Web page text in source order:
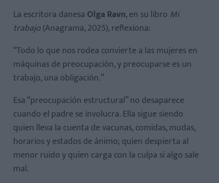
La escritora danesa Olga Ravn, en su libro Mi
trabajo(Anagrama, 2025), reflexiona:
“Todo lo que nos rodea convierte a las mujeres en
máquinas de preocupación, y preocuparse es un
trabajo, una obligación.”
Esa “preocupación estructural” no desaparece
cuando el padre se involucra. Ella sigue siendo
quien lleva la cuenta de vacunas, comidas, mudas,
horarios y estados de ánimo; quien despierta al
menor ruido y quien carga con la culpa si algo sale
mal.